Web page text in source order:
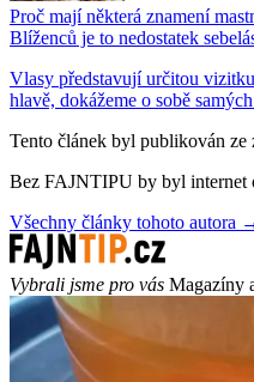
Proč mají některá znamení
Blíženců je to nedostatek
Vlasy představují určitou
hlavě, dokážeme o sobě
Tento článek byl publikován ze
Bez FAJNTIPU by byl internet
Všechny články tohoto autora
Vybrali jsme pro vás Magazíny